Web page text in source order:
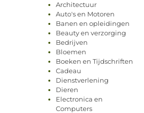
Architectuur
Auto's en Motoren
Banen en opleidingen
Beauty en verzorging
Bedrijven
Bloemen
Boeken en Tijdschriften
Cadeau
Dienstverlening
Dieren
Electronica en
Computers